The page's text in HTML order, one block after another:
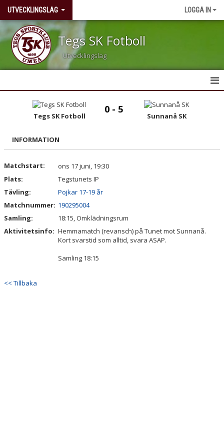
UTVECKLINGSLAG LOGGA IN
Tegs SK Fotboll
Utvecklingslag
KALENDER
MATCHER
BILDGALLERI
DOKUMENT
Tegs SK Fotboll
0 - 5
Sunnanå SK
INFORMATION
Matchstart:
ons 17 juni, 19:30
Plats:
Tegstunets IP
Tävling:
Pojkar 17-19 år
Matchnummer: 190295004
Samling:
18:15, Omklädningsrum
Aktivitetsinfo: Hemmamatch (revansch) på Tunet mot Sunnanå.
Kort svarstid som alltid, svara ASAP.
Samling 18:15
<< Tillbaka